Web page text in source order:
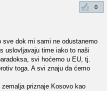
0
sve dok mi sami ne odustanemo
uslovljavaju time iako to naši
svi hoćemo u EU, tj.
toga. A svi znaju da ćemo
priznaje Kosovo kao